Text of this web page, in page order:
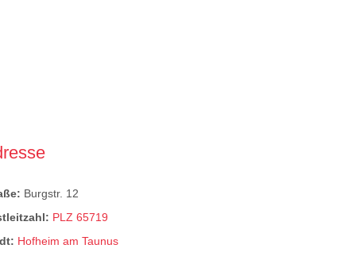
Burgstr. 12
PLZ 65719
Hofheim am Taunus